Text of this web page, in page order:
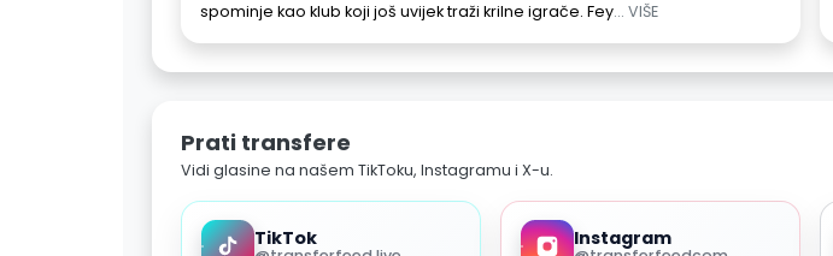
spominje kao klub koji još uvijek traži krilne igrače. Fey... VIŠE
Prati transfere
Vidi glasine na našem TikToku, Instagramu i X-u.
TikTok Instagram